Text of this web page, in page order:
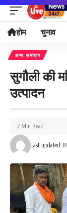
होम चुनाव
अन्य समाचार
सुगौली की
उत्पादन
Last updated:
2 Min Read